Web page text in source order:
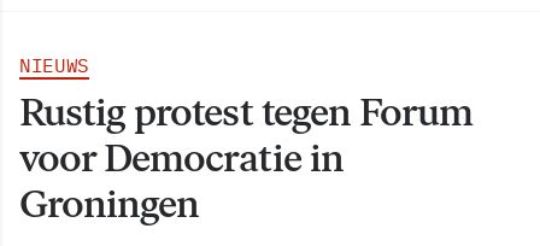
NIEUWS
Rustig protest tegen Forum
voor Democratie in
Groningen